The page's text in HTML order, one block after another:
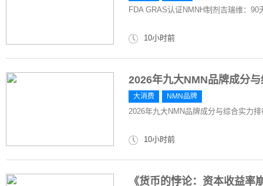
FDA GRAS认证NMNH制剂吉瑞维：
10小时前
2026年九大NMN品牌成分
大消费 NMN品牌
2026年九大NMN品牌成分与综合实力
10小时前
《货币的悖论：资本收益率